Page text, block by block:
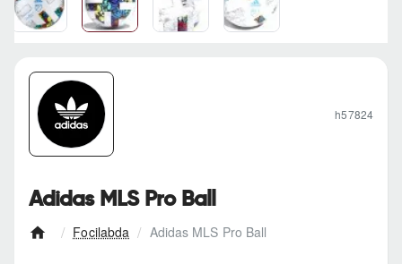
Focilabda Adidas MLS Pro Ball
Adidas MLS Pro Ball
h57824